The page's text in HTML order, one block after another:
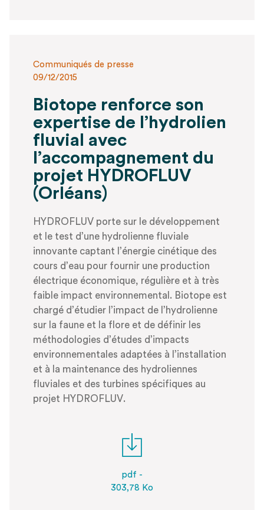
Communiqués de presse
09/12/2015
Biotope renforce son
expertise de l’hydrolien
fluvial avec
l’accompagnement du
projet HYDROFLUV
(Orléans)
HYDROFLUV porte sur le développement
et le test d’une hydrolienne fluviale
innovante captant l’énergie cinétique des
cours d’eau pour fournir une production
électrique économique, régulière et à très
faible impact environnemental. Biotope est
chargé d’étudier l’impact de l’hydrolienne
sur la faune et la flore et de définir les
méthodologies d’études d’impacts
environnementales adaptées à l’installation
et à la maintenance des hydroliennes
fluviales et des turbines spécifiques au
projet HYDROFLUV.
pdf -
303,78 Ko